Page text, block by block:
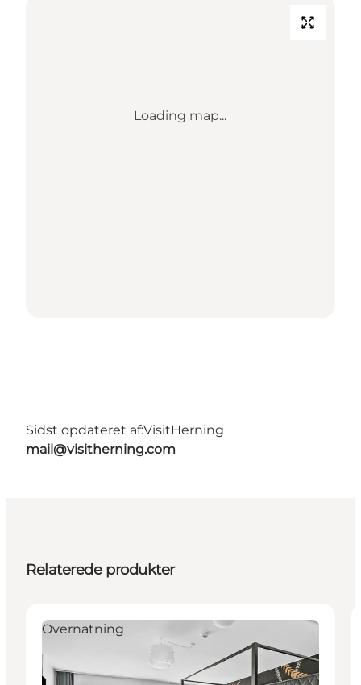
Loading map...
Sidst opdateret af:VisitHerning
mail@visitherning.com
Relaterede produkter
Overnatning